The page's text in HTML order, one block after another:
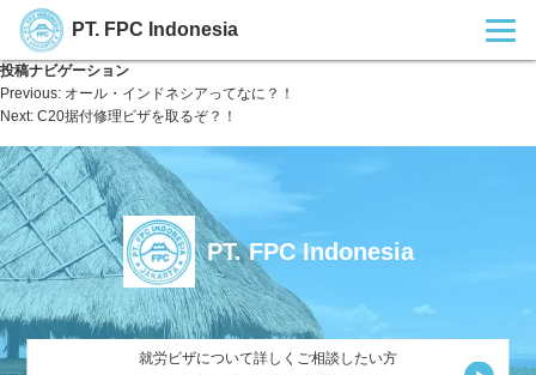
PT. FPC Indonesia
投稿ナビゲーション
Previous: オール・インドネシアってなに？！
Next: C20据付修理ビザを取るぞ？！
PT. FPC Indonesia
就労ビザについて詳しくご相談したい方